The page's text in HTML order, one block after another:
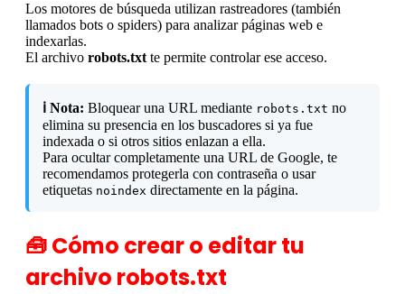
Los motores de búsqueda utilizan rastreadores (también
llamados bots o spiders) para analizar páginas web e
indexarlas.
El archivo robots.txt te permite controlar ese acceso.
ℹ️ Nota: Bloquear una URL mediante robots.txt no
elimina su presencia en los buscadores si ya fue
indexada o si otros sitios enlazan a ella.
Para ocultar completamente una URL de Google, te
recomendamos protegerla con contraseña o usar
etiquetas noindex directamente en la página.
🧰 Cómo crear o editar tu
archivo robots.txt